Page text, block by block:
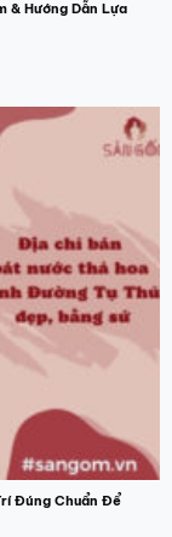
& Hướng Dẫn Lựa
Đúng Chuẩn Để